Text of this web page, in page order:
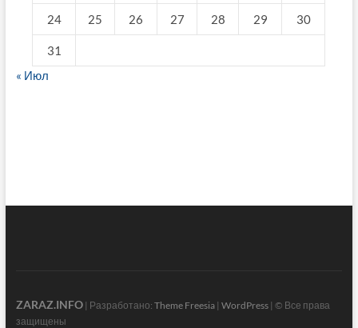
24 25 26 27 28 29 30
31
« Июл
ZARAZ.INFO| Разработано: Theme Freesia| WordPress| © Все права
защищены